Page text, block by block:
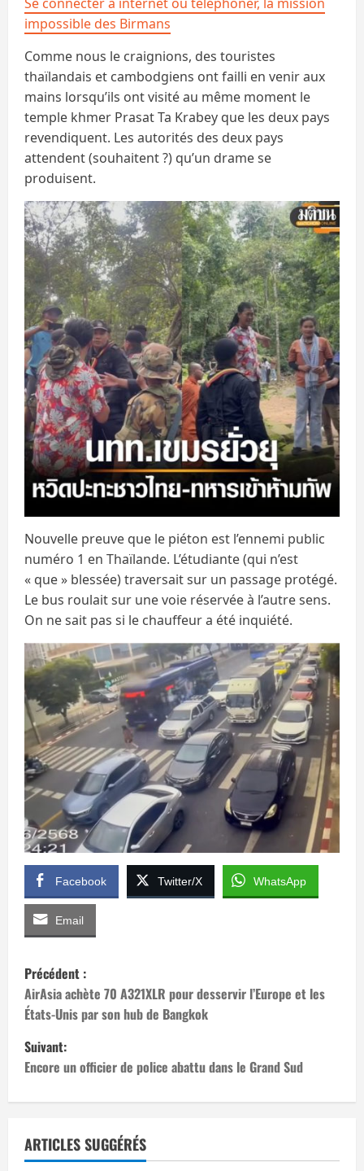
impossible des Birmans
Comme nous le craignions, des touristes
thaïlandais et cambodgiens ont failli en venir aux
mains lorsqu’ils ont visité au même moment le
temple khmer Prasat Ta Krabey que les deux pays
revendiquent. Les autorités des deux pays
attendent (souhaitent ?) qu’un drame se
produisent.
Nouvelle preuve que le piéton est l’ennemi public
numéro 1 en Thaïlande. L’étudiante (qui n’est
« que » blessée) traversait sur un passage protégé.
Le bus roulait sur une voie réservée à l’autre sens.
On ne sait pas si le chauffeur a été inquiété.
Facebook Twitter/X WhatsApp
Email
N
a
v
i
g
a
Précédent :
AirAsia achète 70 A321XLR pour desservir l’Europe et les
États-Unis par son hub de Bangkok
Suivant:
Encore un officier de police abattu dans le Grand Sud
ARTICLES SUGGÉRÉS